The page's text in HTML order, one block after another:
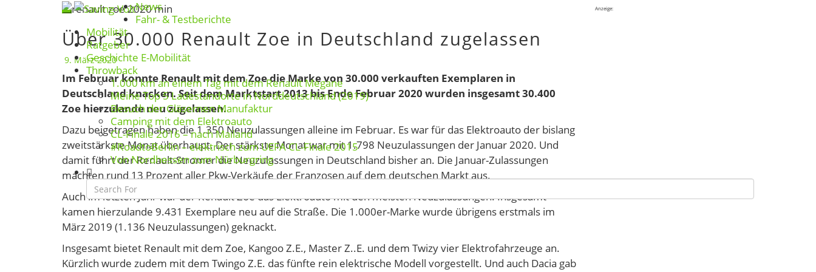
Toggle navigation
News
Fahr- & Testberichte
Mobilität
Ratgeber
Geschichte E-Mobilität
Throwback
1.000 km an einem Tag mit dem Renault Megane
Meine Top 5 Ladestandorte in Norddeutschland (2019)
Besuch der Gläsernen Manufaktur
Camping mit dem Elektroauto
CL-Finale 2016 – nach Mailand
#RoadtoBerlin – elektrisch zum UEFA CL-Finale 2015
Von Nordhessen zum Nürburgring
Search
Icon
Über
30.000
Renault
Zoe
in
Deutschland
zugelassen
Über 30.000 Renault Zoe in Deutschland zugelassen
9. März 2020
Im Februar konnte Renault mit dem Zoe die Marke von 30.000 verkauften Exemplaren in
Deutschland knacken. Seit dem Marktstart 2013 bis Ende Februar 2020 wurden insgesamt 30.400
Zoe hierzulande neu zugelassen.
Dazu beigetragen haben die 1.350 Neuzulassungen alleine im Februar. Es war für das Elektroauto der bislang
zweitstärkste Monat überhaupt. Der stärkste Monat war mit 1.798 Neuzulassungen der Januar 2020. Und
damit führt der Renault-Stromer die Neuzulassungen in Deutschland bisher an. Die Januar-Zulassungen
machten rund 13 Prozent aller Pkw-Verkäufe der Franzosen auf dem deutschen Markt aus.
Auch im letzten Jahr war der Renault Zoe das Elektroauto mit den meisten Neuzulassungen. Insgesamt
kamen hierzulande 9.431 Exemplare neu auf die Straße. Die 1.000er-Marke wurde übrigens erstmals im
März 2019 (1.136 Neuzulassungen) geknackt.
Insgesamt bietet Renault mit dem Zoe, Kangoo Z.E., Master Z..E. und dem Twizy vier Elektrofahrzeuge an.
Kürzlich wurde zudem mit dem Twingo Z.E. das fünfte rein elektrische Modell vorgestellt. Und auch Dacia gab
Anzeige: